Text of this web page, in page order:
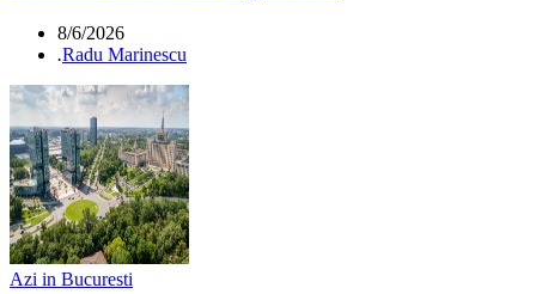
8/6/2026
.Radu Marinescu
Azi in Bucuresti